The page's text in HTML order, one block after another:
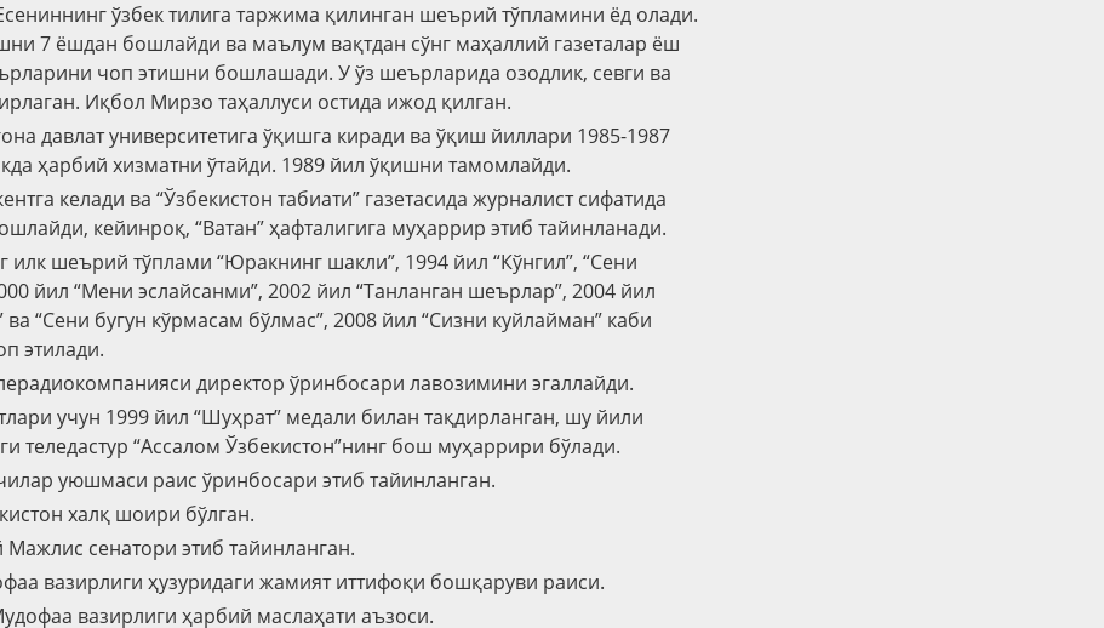
ўзбек тилига таржима қилинган шеърий тўпламини ёд олади.
7 ёшдан бошлайди ва маълум вақтдан сўнг маҳаллий газеталар ёш
чоп этишни бошлашади. У ўз шеърларида озодлик, севги ва
Иқбол Мирзо таҳаллуси остида ижод қилган.
давлат университетига ўқишга киради ва ўқиш йиллари 1985-1987
ҳарбий хизматни ўтайди. 1989 йил ўқишни тамомлайди.
келади ва “Ўзбекистон табиати” газетасида журналист сифатида
кейинроқ, “Ватан” ҳафталигига муҳаррир этиб тайинланади.
илк шеърий тўплами “Юракнинг шакли”, 1994 йил “Кўнгил”, “Сени
йил “Мени эслайсанми”, 2002 йил “Танланган шеърлар”, 2004 йил
“Сени бугун кўрмасам бўлмас”, 2008 йил “Сизни куйлайман” каби
этилади.
директор ўринбосари лавозимини эгаллайди.
учун 1999 йил “Шуҳрат” медали билан тақдирланган, шу йили
теледастур “Ассалом Ўзбекистон”нинг бош муҳаррири бўлади.
уюшмаси раис ўринбосари этиб тайинланган.
халқ шоири бўлган.
сенатори этиб тайинланган.
вазирлиги ҳузуридаги жамият иттифоқи бошқаруви раиси.
вазирлиги ҳарбий маслаҳати аъзоси.